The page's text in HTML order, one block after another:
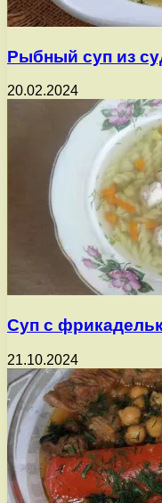
Рыбный суп из
20.02.2024
Суп с
21.10.2024